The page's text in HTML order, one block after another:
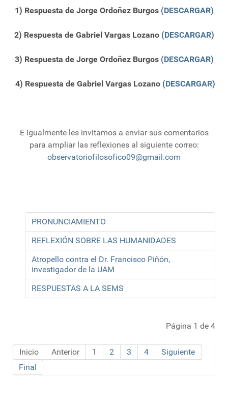
1) Respuesta de Jorge Ordoñez Burgos (DESCARGAR)
2) Respuesta de Gabriel Vargas Lozano (DESCARGAR)
3) Respuesta de Jorge Ordoñez Burgos (DESCARGAR)
4) Respuesta de Gabriel Vargas Lozano (DESCARGAR)
E igualmente les invitamos a enviar sus comentarios
para ampliar las reflexiones al siguiente correo:
observatoriofilosofico09@gmail.com
PRONUNCIAMIENTO
REFLEXIÓN SOBRE LAS HUMANIDADES
Atropello contra el Dr. Francisco Piñón,
investigador de la UAM
RESPUESTAS A LA SEMS
Página 1 de 4
Inicio Anterior 1 2 3 4
Siguiente
Final